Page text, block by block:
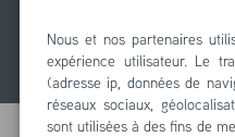
Nous et nos partenaires
expérience utilisateur. Le
(adresse ip, données de
réseaux sociaux,
sont utilisées à des fins de